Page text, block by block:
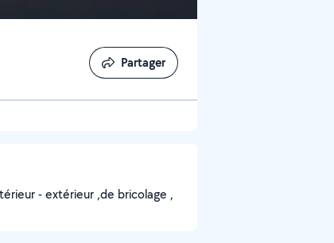
Partager
Partager
- extérieur ,de bricolage ,